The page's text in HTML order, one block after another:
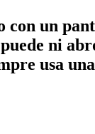
con un
ni
usa